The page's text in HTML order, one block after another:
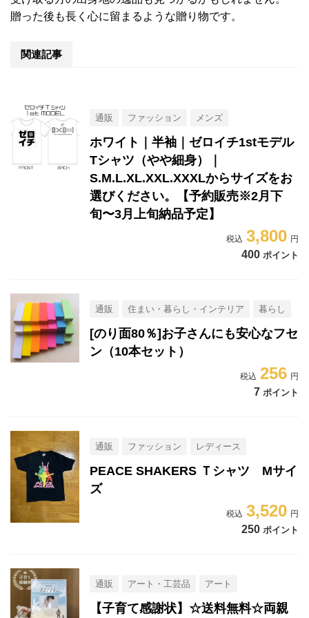
贈った後も長く心に留まるような贈り物です。
関連記事
通販 ファッション メンズ
ホワイト｜半袖｜ゼロイチ1stモデル
Tシャツ（やや細身）｜
S.M.L.XL.XXL.XXXLからサイズをお
選びください。【予約販売※2月下
旬〜3月上旬納品予定】
3,800
400 ポイント
通販 住まい・暮らし・インテリア 暮らし
[のり面80％]お子さんにも安心なフセ
ン（10本セット）
256
7 ポイント
通販 ファッション レディース
PEACE SHAKERS Ｔシャツ Mサイ
ズ
3,520
250 ポイント
通販 アート・工芸品 アート
【子育て感謝状】☆送料無料☆両親